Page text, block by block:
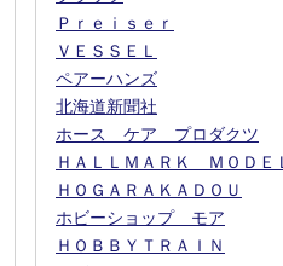
Ｐｒｅｉｓｅｒ
ＶＥＳＳＥＬ
ペアーハンズ
北海道新聞社
ホース ケア プロダクツ
ＨＡＬＬＭＡＲＫ ＭＯＤＥ
ＨＯＧＡＲＡＫＡＤＯＵ
ホビーショップ モア
ＨＯＢＢＹＴＲＡＩＮ